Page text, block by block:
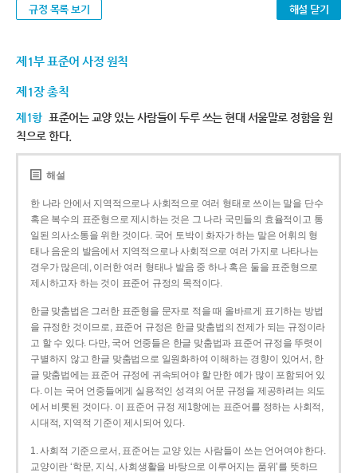
규정 목록 보기 해설 닫기
제1부 표준어 사정 원칙
제1장 총칙
제1항 표준어는 교양 있는 사람들이 두루 쓰는 현대 서울말로 정함을 원
칙으로 한다.
해설
한 나라 안에서 지역적으로나 사회적으로 여러 형태로 쓰이는 말을 단수
혹은 복수의 표준형으로 제시하는 것은 그 나라 국민들의 효율적이고 통
일된 의사소통을 위한 것이다. 국어 토박이 화자가 하는 말은 어휘의 형
태나 음운의 발음에서 지역적으로나 사회적으로 여러 가지로 나타나는
경우가 많은데, 이러한 여러 형태나 발음 중 하나 혹은 둘을 표준형으로
제시하고자 하는 것이 표준어 규정의 목적이다.
한글 맞춤법은 그러한 표준형을 문자로 적을 때 올바르게 표기하는 방법
을 규정한 것이므로, 표준어 규정은 한글 맞춤법의 전제가 되는 규정이라
고 할 수 있다. 다만, 국어 언중들은 한글 맞춤법과 표준어 규정을 뚜렷이
구별하지 않고 한글 맞춤법으로 일원화하여 이해하는 경향이 있어서, 한
글 맞춤법에는 표준어 규정에 귀속되어야 할 만한 예가 많이 포함되어 있
다. 이는 국어 언중들에게 실용적인 성격의 어문 규정을 제공하려는 의도
에서 비롯된 것이다. 이 표준어 규정 제1항에는 표준어를 정하는 사회적,
시대적, 지역적 기준이 제시되어 있다.
1. 사회적 기준으로서, 표준어는 교양 있는 사람들이 쓰는 언어여야 한다.
교양이란 ‘학문, 지식, 사회생활을 바탕으로 이루어지는 품위’를 뜻하므